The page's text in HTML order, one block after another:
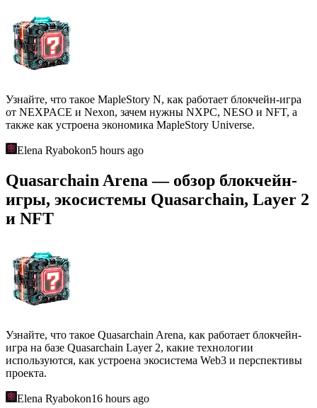
Узнайте, что такое MapleStory N, как работает блокчейн-игра
от NEXPACE и Nexon, зачем нужны NXPC, NESO и NFT, а
также как устроена экономика MapleStory Universe.
Elena Ryabokon5 hours ago
Quasarchain Arena — обзор блокчейн-
игры, экосистемы Quasarchain, Layer 2
и NFT
Узнайте, что такое Quasarchain Arena, как работает блокчейн-
игра на базе Quasarchain Layer 2, какие технологии
используются, как устроена экосистема Web3 и перспективы
проекта.
Elena Ryabokon16 hours ago